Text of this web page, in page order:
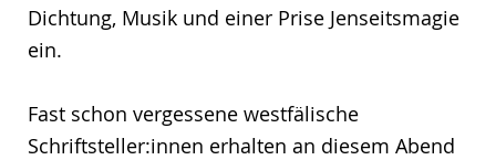
Dichtung, Musik und einer Prise Jenseitsmagie
ein.
Fast schon vergessene westfälische
Schriftsteller:innen erhalten an diesem Abend